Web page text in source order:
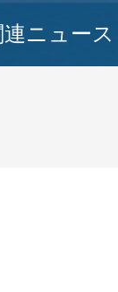
ニュース